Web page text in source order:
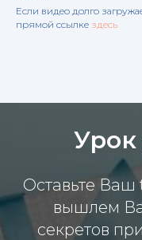
Если видео долго
прямой ссылке здесь
Урок
Оставьте
вышлем
секретов